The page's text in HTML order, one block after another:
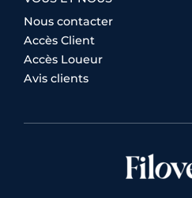
Nous contacter
Accès Client
Accès Loueur
Avis clients